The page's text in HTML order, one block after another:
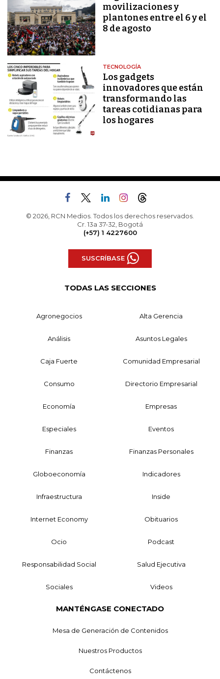
movilizaciones y
plantones entre el 6 y el
8 de agosto
TECNOLOGÍA
Los gadgets
innovadores que están
transformando las
tareas cotidianas para
los hogares
© 2026, RCN Medios. Todos los derechos reservados.
Cr. 13a 37-32, Bogotá
(+57) 1 4227600
SUSCRÍBASE
TODAS LAS SECCIONES
Agronegocios Alta Gerencia
Análisis Asuntos Legales
Caja Fuerte Comunidad Empresarial
Consumo Directorio Empresarial
Economía Empresas
Especiales Eventos
Finanzas Finanzas Personales
Globoeconomía Indicadores
Infraestructura Inside
Internet Economy Obituarios
Ocio Podcast
Responsabilidad Social Salud Ejecutiva
Sociales Videos
MANTÉNGASE CONECTADO
Mesa de Generación de Contenidos
Nuestros Productos
Contáctenos